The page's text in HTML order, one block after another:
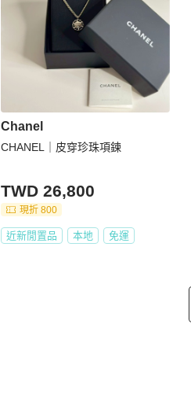
Chanel
CHANEL｜皮穿珍珠項鍊
TWD 26,800
現折 800
近新閒置品 本地 免運